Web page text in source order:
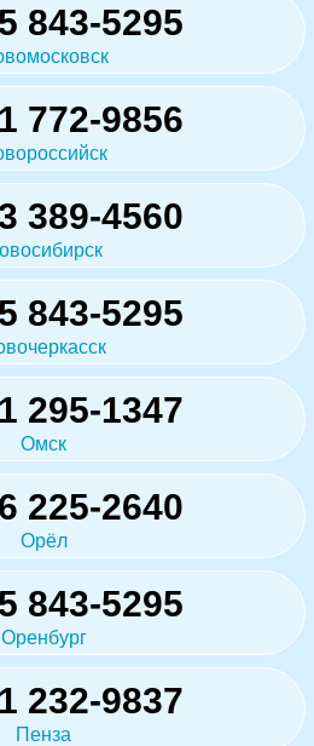
843-5295
772-9856
389-4560
843-5295
295-1347
Омск
225-2640
Орёл
843-5295
Оренбург
232-9837
Пенза